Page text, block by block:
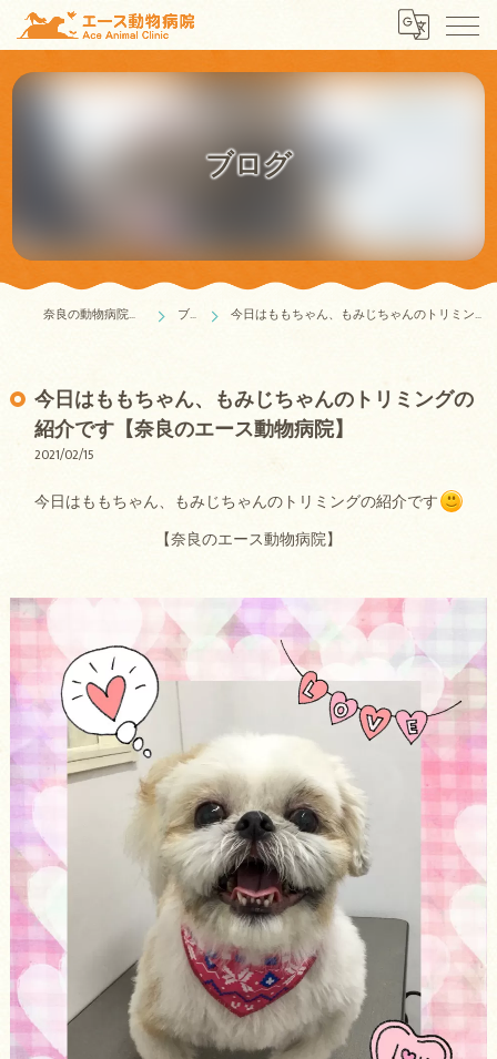
ブログ
奈良の動物病院はエース動物病院 ブログ 今日はももちゃん、もみじちゃんのトリミングの紹介です【奈良のエース動物病院】
今日はももちゃん、もみじちゃんのトリミングの
紹介です【奈良のエース動物病院】
2021/02/15
今日はももちゃん、もみじちゃんのトリミングの紹介です
【奈良のエース動物病院】